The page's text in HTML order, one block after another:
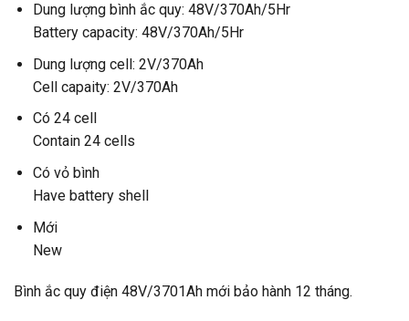
Dung lượng bình ắc quy: 48V/370Ah/5Hr
Battery capacity: 48V/370Ah/5Hr
Dung lượng cell: 2V/370Ah
Cell capaity: 2V/370Ah
Có 24 cell
Contain 24 cells
Có vỏ bình
Have battery shell
Mới
New
Bình ắc quy điện 48V/3701Ah mới bảo hành 12 tháng.